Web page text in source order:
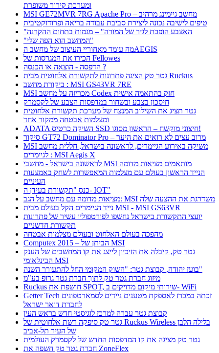
ומערכת קירור משופרת
MSI GE72MVR 7RG Apache Pro – מחשב גיימינג מרהיב
טיפים לישיבה נכונה ליצירת סביבת עבודה בריאה ופרודוקטיבית
"האצבע הופכת לגיר של המורה" – מגמות בתחום ההקרנה
"המחשב הוא הפה שלי"
מה עומד מאחוריי העיצוב של מחשב הAEGIS
הכירו את המגרסות של Fellowes
הדפסה - הוצאה או הכנסה ?
גטר טק הציגה פתרונות לתקשורת אלחוטית מבית Ruckus
ביקורת מחשב : MSI GS43VR 7RE
MSI מכריזה על מחשב Codex חזק בהתאמה אישית
חיסכון בצבע ובשחור במדפסות הצבע של לקסמרק
גטר תציג את השילוב המנצח של מערכת תקשורת אלחוטית
ומצלמות אבטחה ממקור אחד
ADATA השיקה כרטיס SSD חיצוני מוקשח – הראשון מסוגו!
סיקור GT72 Dominator Pro – מרוב עצים לא רואים את היער
MSI משיקה באירוע הגיימרים, לראשונה בישראל, חללית מחשב
לגיימרים : MSI Aegis X
לראשונה בישראל - מחשבי MSI מותאמים מציאות מדומה
הנייד הראשון בעולם עם מצלמות המאפשרות לשחק באמצעות
העיניים
כנס "תקשורת בעידן ה- IOT"
מציאות מדומה עם מחשב על הגב: MSI משדרגת את ההצעה שלה
נייד הגיימרים הקל בעולם מבית MSI - MSI GS63VR
יועצי התקשורת בישראל נחשפו לפורטפוליו עשיר של פתרונות
תקשורת חדשניים
מהפכה בעולם האלחוט ובעולם מצלמות אבטחה
Computex 2015 – הביתן של MSI
גטר טק, קיבלה את הזיכיון לייצג את קו המחשבים של הענק
הבינלאומי MSI
בועז יהודה, קבוצת גטר: "השוק המקומי החל להתעורר השנה"
מיזוג חברת גטר טק לתוך חברת גטר גרופ בע"מ
Ruckus חושפת את SPOT, שירותי מיקום מדויקים ב- WiFi
Getter Tech זכתה במכרז לאספקת מטענים ניידים לסמארטפונים
לחברת דואר ישראל
קבוצת גטר עברה למרכז לוגיסטי חדש בראש העין
גטר טק סיפקה רשת אלחוטית של Ruckus Wireless בלילה הלבן
של העיר תל-אביב
גטר טק מציגה את קו המדפסות החדש של לקסמרק העולמית
חברת גטר טק חשפה את ZoneFlex